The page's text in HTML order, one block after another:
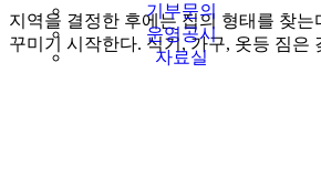
기부문의
운영공시
자료실
지역을 결정한 후에는 집의 형태를 찾
꾸미기 시작한다. 식기, 가구, 옷등 짐은